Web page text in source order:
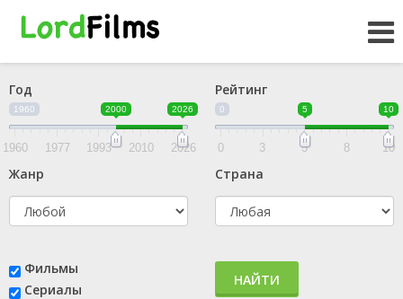
Год
1960 2000 2026
1960 1977 1993 2010 2026
Рейтинг
0 5 10
0 3 5 8 10
Жанр Страна
Фильмы
Сериалы
НАЙТИ